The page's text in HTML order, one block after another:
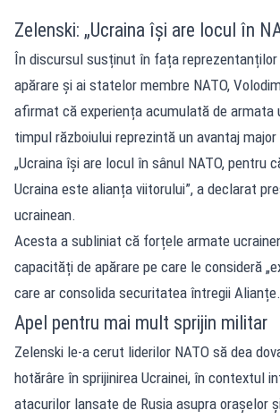
Zelenski: „Ucraina își are locul în
În discursul susținut în fața reprezentanților
apărare și ai statelor membre NATO,
afirmat că experiența acumulată de armata
timpul războiului reprezintă un avantaj
„Ucraina își are locul în sânul NATO, pentru
Ucraina este alianța viitorului”, a declarat
ucrainean.
Acesta a subliniat că forțele armate
capacități de apărare pe care le consideră
care ar consolida securitatea întregii Alianțe.
Apel pentru mai mult sprijin militar
Zelenski le-a cerut liderilor NATO să dea
hotărâre în sprijinirea Ucrainei, în contextul
atacurilor lansate de Rusia asupra orașelor